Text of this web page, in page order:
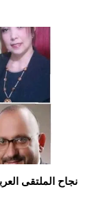
نجاح الملتقى